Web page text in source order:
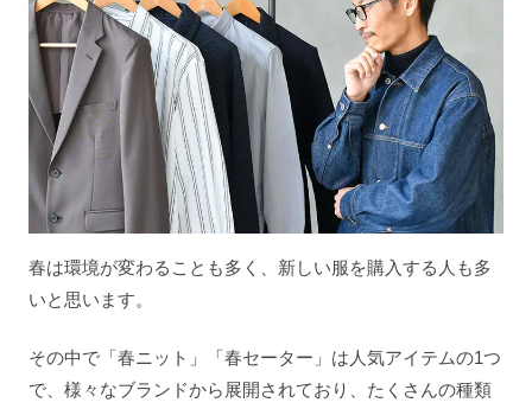
春は環境が変わることも多く、新しい服を購入する人も多
いと思います。
その中で「春ニット」「春セーター」は人気アイテムの1つ
で、様々なブランドから展開されており、たくさんの種類